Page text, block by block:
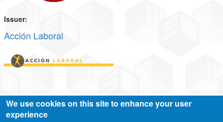
Issuer:
Acción Laboral
Log-in|Register
We use cookies on this site to enhance your user
experience